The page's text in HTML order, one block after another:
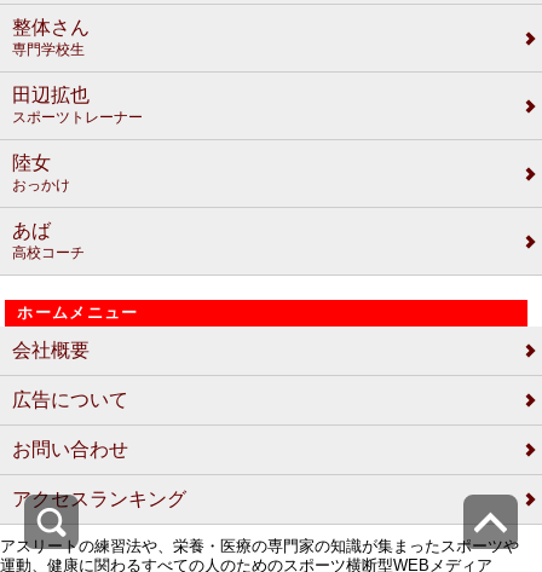
整体さん
専門学校生
田辺拡也
スポーツトレーナー
陸女
おっかけ
あば
高校コーチ
ホームメニュー
会社概要
広告について
お問い合わせ
アクセスランキング
アスリートの練習法や、栄養・医療の専門家の知識が集まったスポーツや
運動、健康に関わるすべての人のためのスポーツ横断型WEBメディア